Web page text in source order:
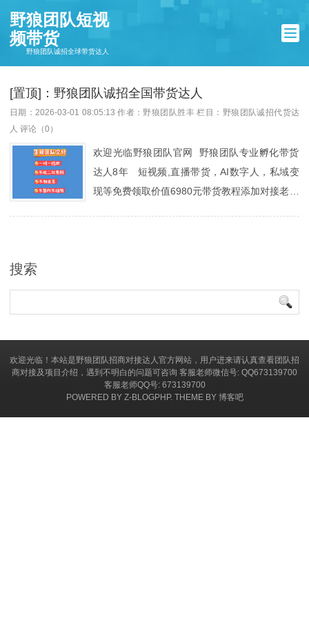
野狼团队短视
频带货
野狼团队诚招全球带货达人
[置顶]：野狼团队诚招全国带货达人
日期：2026-03-01 08:05:13 作者：野狼团队胜丰 栏目： 野狼团队诚招代货达
人 评论（0）
欢迎光临野狼团队官网 野狼团队专业孵化带货
达人8年 短视频,直播带货，AI数字人，私域变
现等免费领取价值6980元带货教程添加对接老师
搜索
欢迎光临！本站是野狼团队招商对接达人官方网站，用户进来请认真查看团队招
商对接及项目介绍，遇到不明白的问题可咨询 客服老师微信号: QQ673139700
客服老师QQ号: 673139700
POWERED BY Z-BLOGPHP.THEME BY 博客吧